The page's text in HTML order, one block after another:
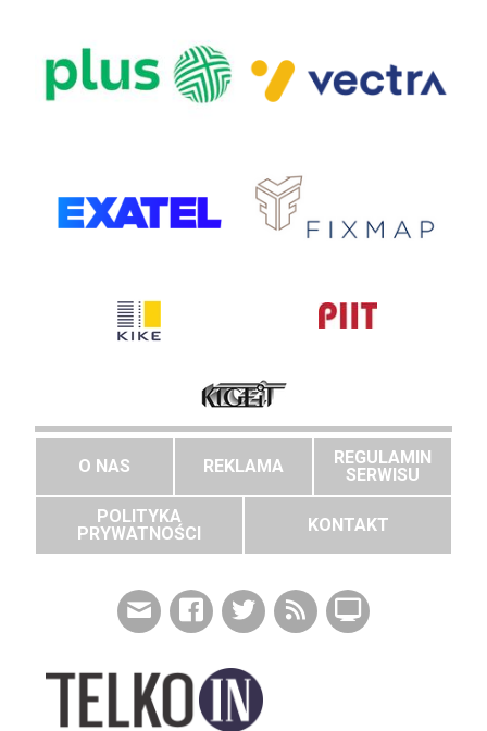
O NAS REKLAMA
REGULAMIN
SERWISU
POLITYKA
PRYWATNOŚCI
KONTAKT